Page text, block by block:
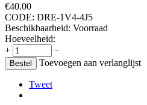
€40.00
CODE: DRE-1V4-4J5
Beschikbaarheid: Voorraad
Hoeveelheid:
+
−
Bestel Toevoegen aan verlanglijst
Tweet